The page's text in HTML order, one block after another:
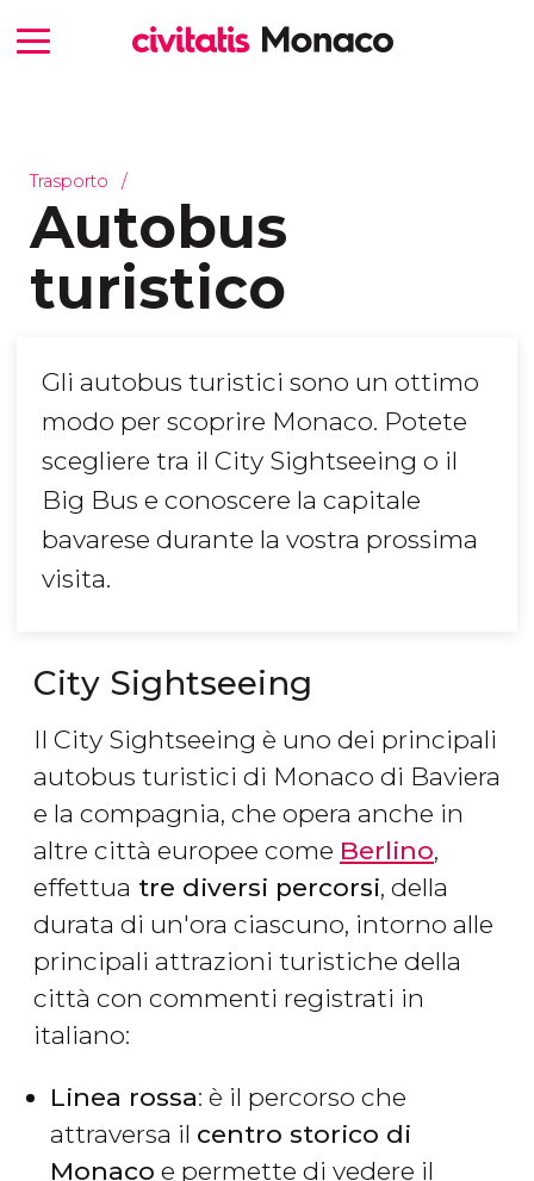
Trasporto
Autobus
turistico
Gli autobus turistici sono un ottimo
modo per scoprire Monaco. Potete
scegliere tra il City Sightseeing o il
Big Bus e conoscere la capitale
bavarese durante la vostra prossima
visita.
City Sightseeing
Il City Sightseeing è uno dei principali
autobus turistici di Monaco di Baviera
e la compagnia, che opera anche in
altre città europee come Berlino,
effettua tre diversi percorsi, della
durata di un'ora ciascuno, intorno alle
principali attrazioni turistiche della
città con commenti registrati in
italiano:
Linea rossa: è il percorso che
attraversa il centro storico di
Monaco e permette di vedere il